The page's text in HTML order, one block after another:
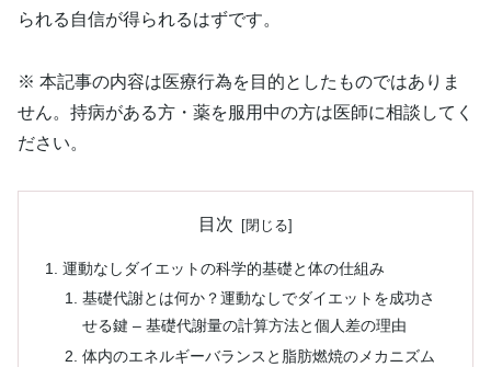
られる自信が得られるはずです。
※ 本記事の内容は医療行為を目的としたものではありま
せん。持病がある方・薬を服用中の方は医師に相談してく
ださい。
目次
運動なしダイエットの科学的基礎と体の仕組み
基礎代謝とは何か？運動なしでダイエットを成功さ
せる鍵 – 基礎代謝量の計算方法と個人差の理由
体内のエネルギーバランスと脂肪燃焼のメカニズム